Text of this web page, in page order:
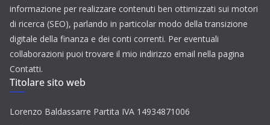
informazione per realizzare contenuti ben ottimizzati sui motori
di ricerca (SEO), parlando in particolar modo della transizione
digitale della finanza e dei conti correnti. Per eventuali
collaborazioni puoi trovare il mio indirizzo email nella pagina
Contatti.
Titolare sito web
Lorenzo Baldassarre Partita IVA 14934871006